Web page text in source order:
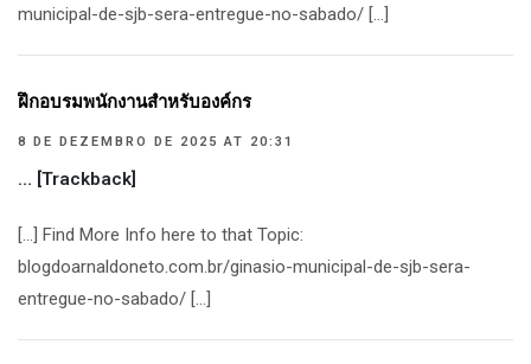
municipal-de-sjb-sera-entregue-no-sabado/ […]
ฝึกอบรมพนักงานสำหรับองค์กร
8 DE DEZEMBRO DE 2025 AT 20:31
… [Trackback]
[…] Find More Info here to that Topic:
blogdoarnaldoneto.com.br/ginasio-municipal-de-sjb-sera-
entregue-no-sabado/ […]